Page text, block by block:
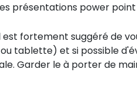
présentations power
fortement suggéré de
tablette) et si possible
Garder le à porter de